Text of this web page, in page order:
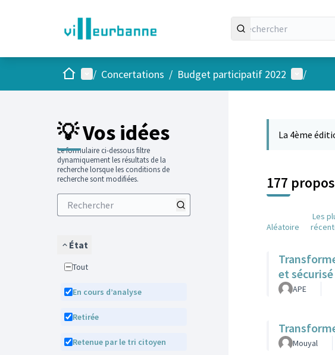
AccueilMenu principal
/ Concertations / Budget participatif 2022 Menu
/
💡 Vos idées
Le formulaire ci-dessous filtre
dynamiquement les résultats de la
recherche lorsque les conditions de
recherche sont modifiées.
État
Tout
En cours d’analyse
Retirée
Retenue par le tri citoyen
La 4ème
177
Aléatoire
Les
et
APE
Mouyal